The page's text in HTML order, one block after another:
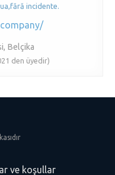
incidente.
Belçika
den üyedir)
ve koşullar